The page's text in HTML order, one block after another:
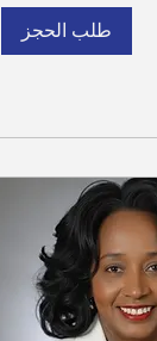
طلب الحجز